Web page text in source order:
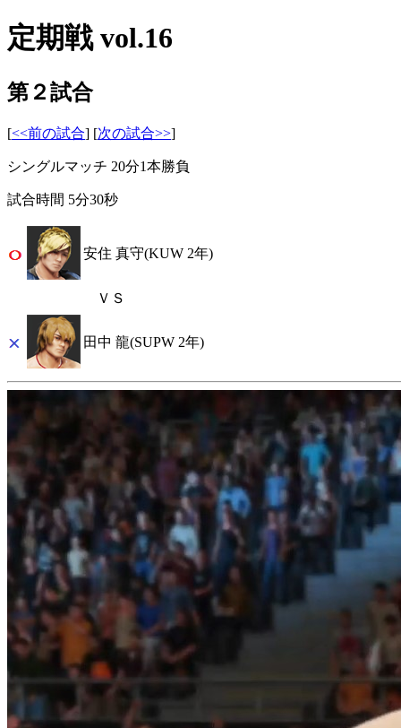
定期戦 vol.16
第２試合
[<<前の試合] [次の試合>>]
シングルマッチ 20分1本勝負
試合時間 5分30秒
安住 真守(KUW 2年)
ＶＳ
田中 龍(SUPW 2年)